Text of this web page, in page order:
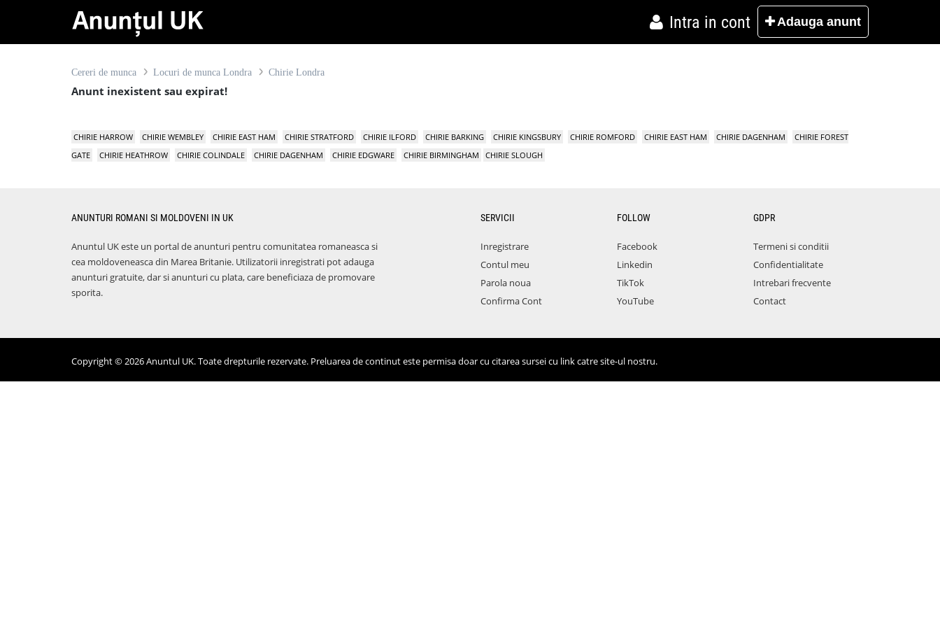
Intra in cont Adauga anunt
Cereri de munca Locuri de munca Londra Chirie Londra
Anunt inexistent sau expirat!
CHIRIE HARROW CHIRIE WEMBLEY CHIRIE EAST HAM CHIRIE STRATFORD CHIRIE ILFORD CHIRIE BARKING CHIRIE KINGSBURY CHIRIE ROMFORD CHIRIE EAST HAM CHIRIE DAGENHAM
CHIRIE FOREST
GATE
CHIRIE HEATHROW CHIRIE COLINDALE CHIRIE DAGENHAM CHIRIE EDGWARE CHIRIE BIRMINGHAM CHIRIE SLOUGH
ANUNTURI ROMANI SI MOLDOVENI IN UK
Anuntul UK este un portal de anunturi pentru comunitatea romaneasca si
cea moldoveneasca din Marea Britanie. Utilizatorii inregistrati pot adauga
anunturi gratuite, dar si anunturi cu plata, care beneficiaza de promovare
sporita.
SERVICII
Inregistrare
Contul meu
Parola noua
Confirma Cont
FOLLOW
Facebook
Linkedin
TikTok
YouTube
GDPR
Termeni si conditii
Confidentialitate
Intrebari frecvente
Contact
Copyright © 2026 Anuntul UK. Toate drepturile rezervate. Preluarea de continut este permisa doar cu citarea sursei cu link catre site-ul nostru.